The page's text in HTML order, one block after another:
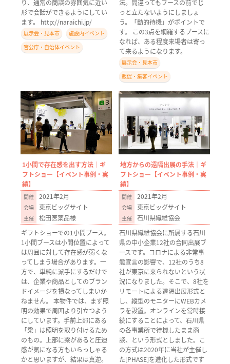
り、通常の商談の雰囲気に近い
形で会話ができるようにしてい
ます。 http://naraichi.jp/
展示会・見本市
施設内イベント
官公庁・自治体イベント
法。間違ってもブースの前でじ
っと立たないようにしましょ
う。「動的待機」がポイントで
す。 この3点を網羅するブースに
なれば、ある程度来場者は寄っ
て来るようになります。
展示会・見本市
販促・集客イベント
1小間で存在感を出す方法｜ギ
フトショー【イベント事例・実
績】
2021年2月
東京ビッグサイト
松田医薬品様
ギフトショーでの1小間ブース。
1小間ブースは小間位置によって
は周囲に対して存在感が弱くな
ってしまう場合があります。一
方で、単純に派手にするだけで
は、企業や商品としてのブラン
ドイメージを損なってしまいか
ねません。 本物件では、まず照
明の効果で周囲より引立つよう
にしています。手前上部にある
「梁」は照明を取り付けるため
のもの。上部に梁があると圧迫
感が気になる方もいらっしゃる
かと思いますが、結果は真逆。
地方からの遠隔出展の手法｜ギ
フトショー【イベント事例・実
績】
2021年2月
東京ビッグサイト
石川県繊維協会
石川県繊維協会に所属する石川
県の中小企業12社の合同出展ブ
ースです。コロナによる非常事
態宣言の影響で、12社のうち8
社が東京に来られないという状
況になりました。そこで、8社を
リモートによる遠隔出展形式と
し、縦型のモニターにWEBカメ
ラを設置。オンラインを常時接
続にすることによって、石川県
の各事業所で待機したまま商
談、という形式としました。こ
の方式は2020年に当社が主催し
た[PHASE]を進化した形式です